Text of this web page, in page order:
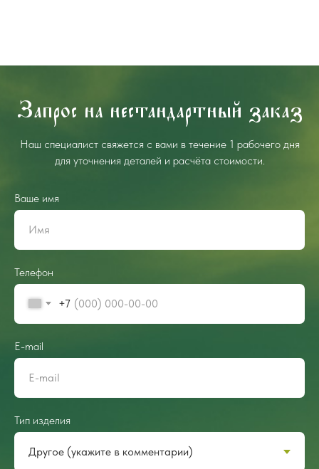
Запрос на нестандартный заказ
Наш специалист свяжется с вами в течение 1 рабочего дня
для уточнения деталей и расчёта стоимости.
Ваше имя
Телефон
+7
E-mail
Тип изделия